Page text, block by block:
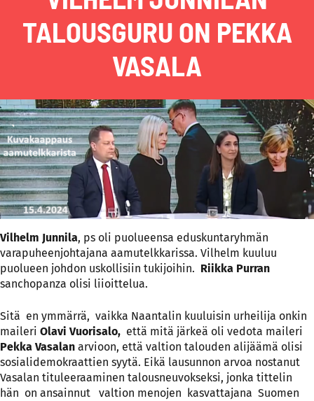
TALOUSGURU ON PEKKA
VASALA
Vilhelm Junnila, ps oli puolueensa eduskuntaryhmän
varapuheenjohtajana aamutelkkarissa. Vilhelm kuuluu
puolueen johdon uskollisiin tukijoihin. Riikka Purran
sanchopanza olisi liioittelua.
Sitä en ymmärrä, vaikka Naantalin kuuluisin urheilija onkin
maileri Olavi Vuorisalo, että mitä järkeä oli vedota maileri
Pekka Vasalan arvioon, että valtion talouden alijäämä olisi
sosialidemokraattien syytä. Eikä lausunnon arvoa nostanut
Vasalan tituleeraaminen talousneuvokseksi, jonka tittelin
hän on ansainnut valtion menojen kasvattajana Suomen